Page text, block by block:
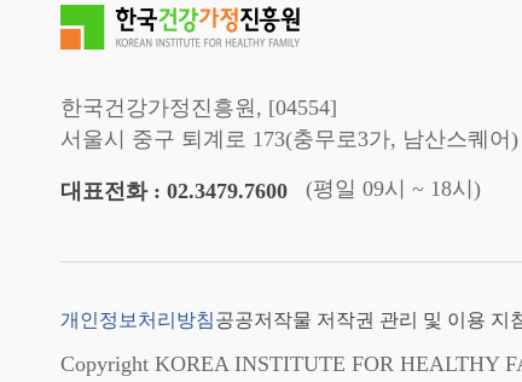
한국건강가정진흥원, [04554]
서울시 중구 퇴계로 173(충무로3가, 남산스퀘어)
대표전화 : 02.3479.7600 (평일 09시 ~ 18시)
개인정보처리방침공공저작물 저작권 관리 및 이용 지
Copyright KOREA INSTITUTE FOR HEALTHY